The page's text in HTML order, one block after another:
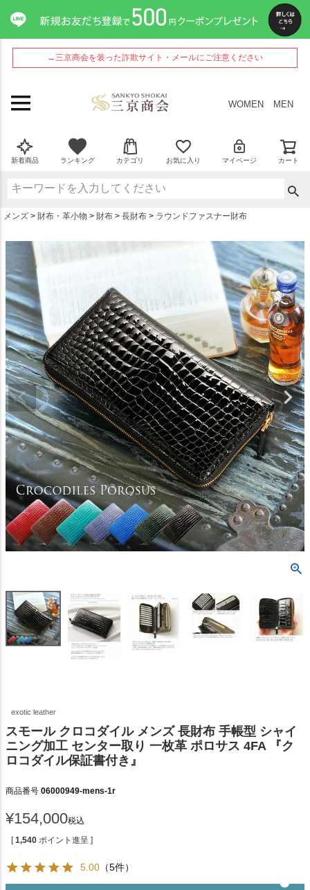
→三京商会を装った詐欺サイト・メールにご注意ください
WOMEN MEN
新着商品 ランキング カテゴリ お気に入り マイページ カート
メンズ 財布・革小物 財布 長財布 ラウンドファスナー財布
exotic leather
スモール クロコダイル メンズ 長財布 手帳型 シャイ
ニング加工 センター取り 一枚革 ポロサス 4FA 『ク
ロコダイル保証書付き』
商品番号 06000949-mens-1r
¥154,000税込
[ 1,540 ポイント進呈 ]
5.00 （5件）
ペー
ジト
ップ
へ